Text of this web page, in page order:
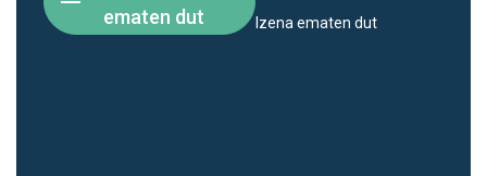
ematen dut
Izena ematen dut